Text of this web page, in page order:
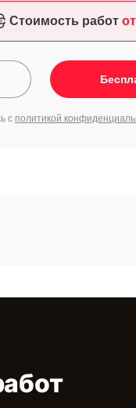
Стоимость работ
с политикой